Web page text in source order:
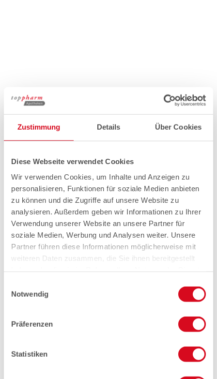
Zustimmung Details Über Cookies
Diese Webseite verwendet Cookies
Wir verwenden Cookies, um Inhalte und Anzeigen zu
personalisieren, Funktionen für soziale Medien anbieten
zu können und die Zugriffe auf unsere Website zu
analysieren. Außerdem geben wir Informationen zu Ihrer
Verwendung unserer Website an unsere Partner für
soziale Medien, Werbung und Analysen weiter. Unsere
Partner führen diese Informationen möglicherweise mit
weiteren Daten zusammen, die Sie ihnen bereitgestellt
Notwendig
Präferenzen
Statistiken